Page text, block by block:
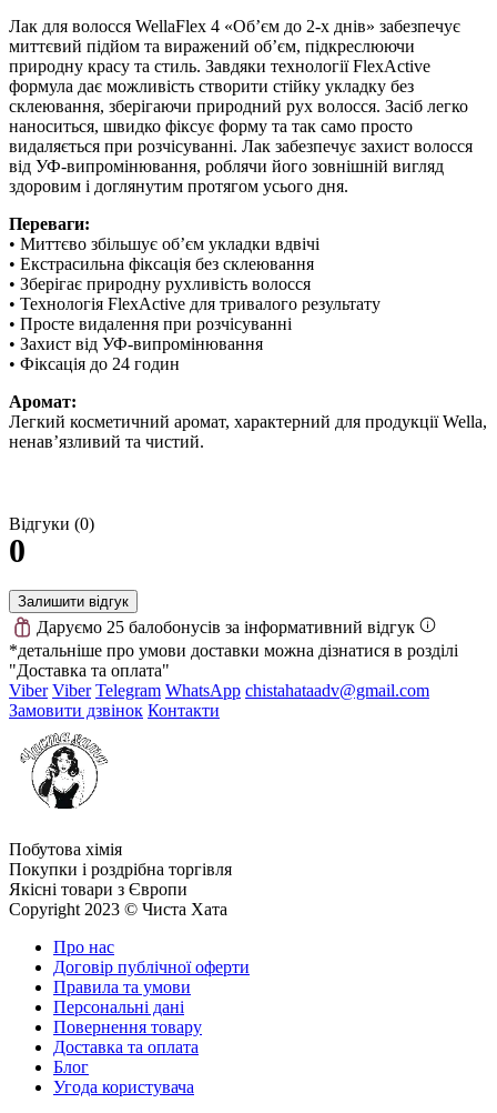
Лак для волосся WellaFlex 4 «Об’єм до 2-х днів» забезпечує
миттєвий підйом та виражений об’єм, підкреслюючи
природну красу та стиль. Завдяки технології FlexActive
формула дає можливість створити стійку укладку без
склеювання, зберігаючи природний рух волосся. Засіб легко
наноситься, швидко фіксує форму та так само просто
видаляється при розчісуванні. Лак забезпечує захист волосся
від УФ-випромінювання, роблячи його зовнішній вигляд
здоровим і доглянутим протягом усього дня.
Переваги:
• Миттєво збільшує об’єм укладки вдвічі
• Екстрасильна фіксація без склеювання
• Зберігає природну рухливість волосся
• Технологія FlexActive для тривалого результату
• Просте видалення при розчісуванні
• Захист від УФ-випромінювання
• Фіксація до 24 годин
Аромат:
Легкий косметичний аромат, характерний для продукції Wella,
ненав’язливий та чистий.
Відгуки (0)
0
Залишити відгук
Даруємо 25 балобонусів за інформативний відгук
*детальніше про умови доставки можна дізнатися в розділі
"Доставка та оплата"
Viber Viber Telegram WhatsApp chistahataadv@gmail.com
Замовити дзвінок Контакти
Побутова хімія
Покупки і роздрібна торгівля
Якісні товари з Європи
Copyright 2023 © Чиста Хата
Про нас
Договір публічної оферти
Правила та умови
Персональні дані
Повернення товару
Доставка та оплата
Блог
Угода користувача